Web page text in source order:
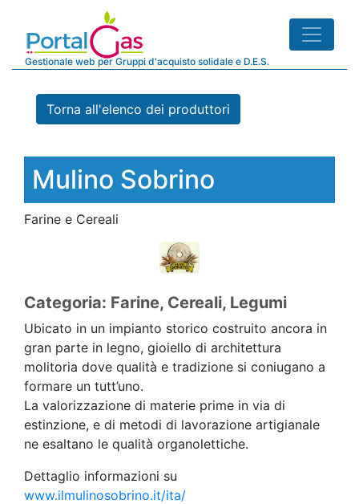
Gestionale web per Gruppi d'acquisto solidale e D.E.S.
Torna all'elenco dei produttori
Mulino Sobrino
Farine e Cereali
Categoria: Farine, Cereali, Legumi
Ubicato in un impianto storico costruito ancora in
gran parte in legno, gioiello di architettura
molitoria dove qualità e tradizione si coniugano a
formare un tutt’uno.
La valorizzazione di materie prime in via di
estinzione, e di metodi di lavorazione artigianale
ne esaltano le qualità organolettiche.
Dettaglio informazioni su
www.ilmulinosobrino.it/ita/